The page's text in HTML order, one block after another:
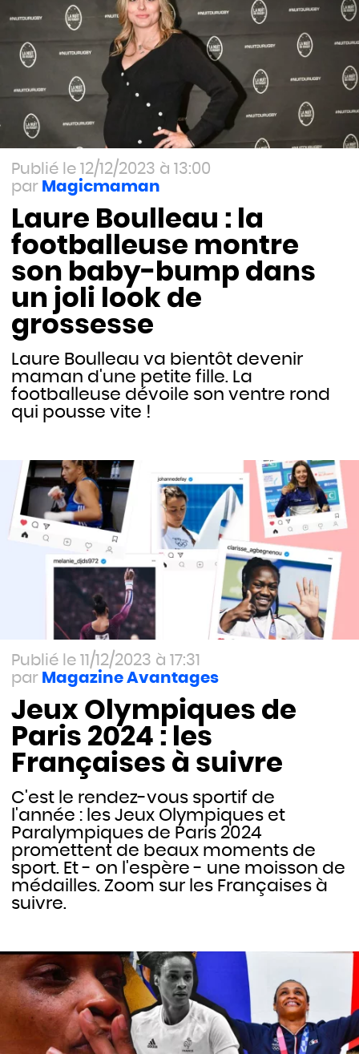
12/12/2023 à 13:00
Magicmaman
Laure Boulleau : la
footballeuse montre
son baby-bump dans
un joli look de
grossesse
Laure Boulleau va bientôt devenir
maman d'une petite fille. La
footballeuse dévoile son ventre rond
qui pousse vite !
11/12/2023 à 17:31
Magazine Avantages
Jeux Olympiques de
Paris 2024 : les
Françaises à suivre
C'est le rendez-vous sportif de
l'année : les Jeux Olympiques et
Paralympiques de Paris 2024
promettent de beaux moments de
sport. Et - on l'espère - une moisson de
médailles. Zoom sur les Françaises à
suivre.